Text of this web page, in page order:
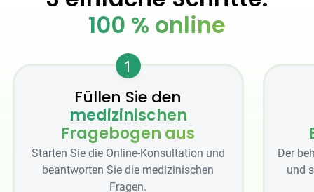
100 % online
1
Füllen Sie den
medizinischen
Fragebogen aus
Starten Sie die Online-Konsultation und
beantworten Sie die medizinischen
Fragen.
Der
und